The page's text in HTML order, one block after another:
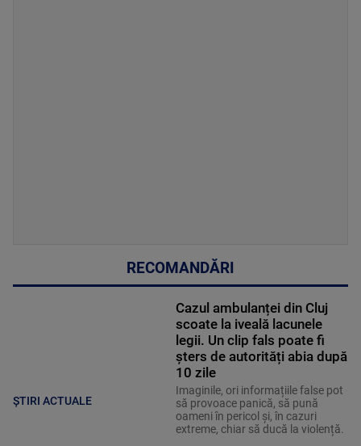
RECOMANDĂRI
ȘTIRI ACTUALE
Cazul ambulanței din Cluj
scoate la iveală lacunele
legii. Un clip fals poate fi
șters de autorități abia după
10 zile
Imaginile, ori informațiile false pot
să provoace panică, să pună
oameni în pericol și, în cazuri
extreme, chiar să ducă la violență.